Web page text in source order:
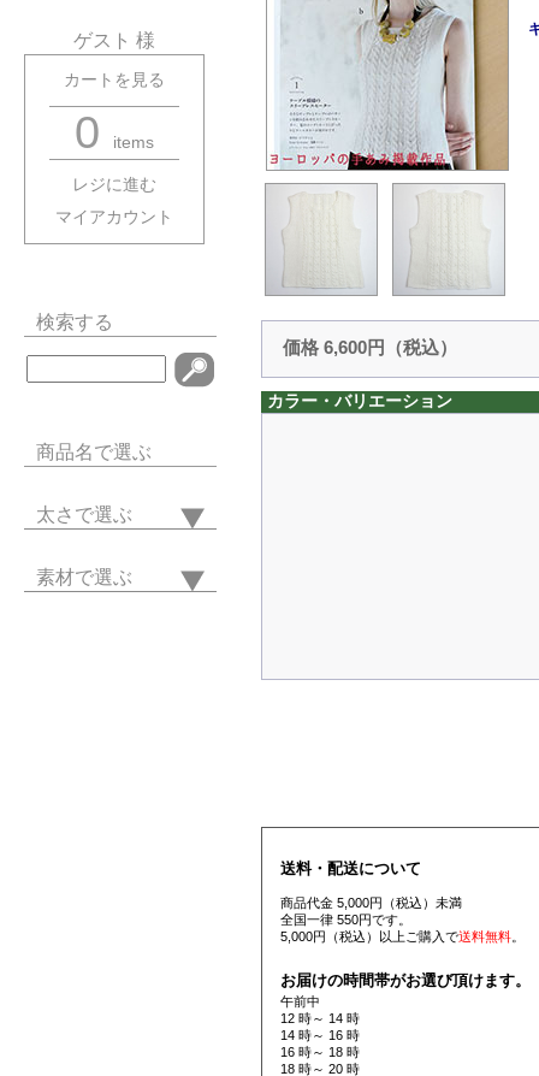
ゲスト 様
カートを見る
0 items
レジに進む
マイアカウント
検索する
商品名で選ぶ
太さで選ぶ
素材で選ぶ
価格 6,600円（税込）
カラー・バリエーション
送料・配送について
商品代金 5,000円（税込）未満
全国一律 550円です。
5,000円（税込）以上ご購入で送料無料。
お届けの時間帯がお選び頂けます。
午前中
12 時～ 14 時
14 時～ 16 時
16 時～ 18 時
18 時～ 20 時